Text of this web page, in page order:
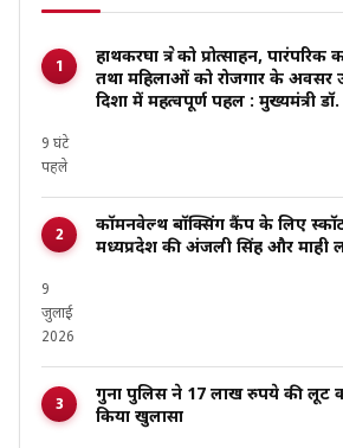
हाथकरघा क्षेत्र को प्रोत्साहन, पारंपरिक
तथा महिलाओं को रोजगार के अवसर
दिशा में महत्वपूर्ण पहल : मुख्यमंत्री
9 घंटे
पहले
कॉमनवेल्थ बॉक्सिंग कैंप के लिए
मध्यप्रदेश की अंजली सिंह और माही
9
जुलाई
2026
गुना पुलिस ने 17 लाख रुपये की लूट
किया खुलासा